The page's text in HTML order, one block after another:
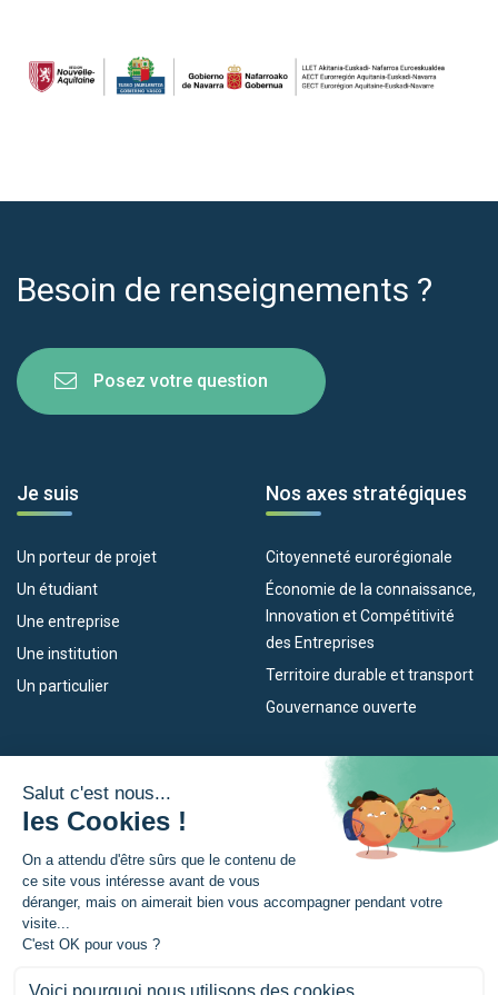
Besoin de renseignements ?
Posez votre question
Je suis
Un porteur de projet
Un étudiant
Une entreprise
Une institution
Un particulier
Nos axes stratégiques
Citoyenneté eurorégionale
Économie de la connaissance,
Innovation et Compétitivité
des Entreprises
Territoire durable et transport
Gouvernance ouverte
Empleo
Eskola Futura
Forma NAEN
TRANSFERMUGA-RREKIN
L’Eurorégion
Qu’est-ce que l’Eurorégion ?
Actualités
Espace presse